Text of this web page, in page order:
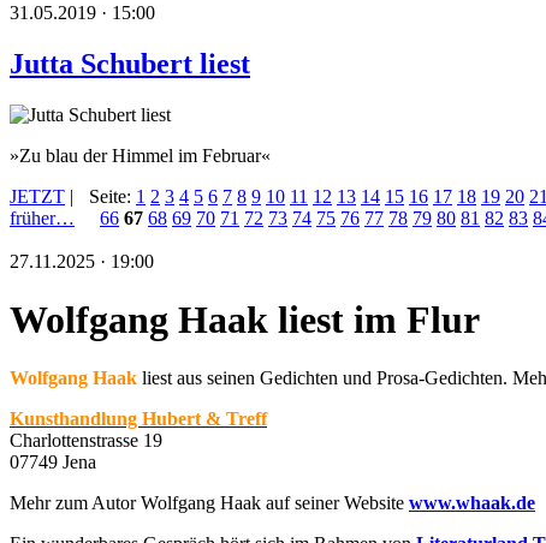
31.05.2019 · 15:00
Jutta Schubert liest
»Zu blau der Himmel im Februar«
JETZT |
früher…
Seite: 1 2 3 4 5 6 7 8 9 10 11 12 13 14 15 16 17 18 19 20 21
66 67 68 69 70 71 72 73 74 75 76 77 78 79 80 81 82 83
27.11.2025 · 19:00
Wolfgang Haak liest im Flur
Wolfgang Haak liest aus seinen Gedichten und Prosa-Gedichten.
Kunsthandlung Hubert & Treff
Charlottenstrasse 19
07749 Jena
Mehr zum Autor Wolfgang Haak auf seiner Website www.whaak.de